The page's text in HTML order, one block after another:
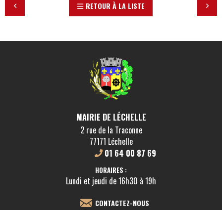
RETOUR À LA LISTE
MAIRIE DE LÉCHELLE
2 rue de la Traconne
77171 Léchelle
01 64 00 87 69
HORAIRES :
Lundi et jeudi de 16h30 à 19h
CONTACTEZ-NOUS